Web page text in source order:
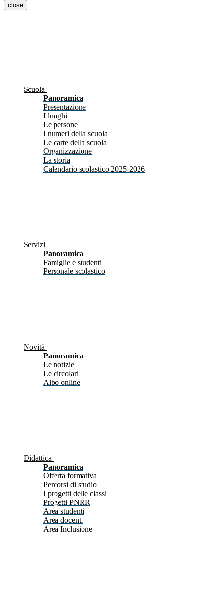
close
Scuola
Panoramica
Presentazione
I luoghi
Le persone
I numeri della scuola
Le carte della scuola
Organizzazione
La storia
Calendario scolastico 2025-2026
Servizi
Panoramica
Famiglie e studenti
Personale scolastico
Novità
Panoramica
Le notizie
Le circolari
Albo online
Didattica
Panoramica
Offerta formativa
Percorsi di studio
I progetti delle classi
Progetti PNRR
Area studenti
Area docenti
Area Inclusione